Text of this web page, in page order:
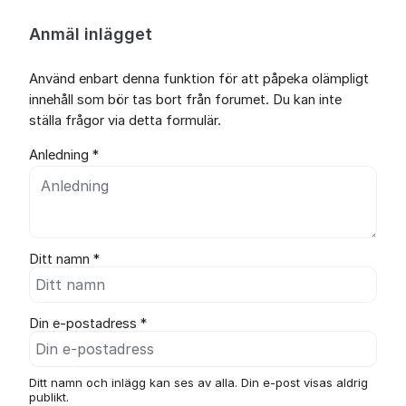
Anmäl inlägget
Använd enbart denna funktion för att påpeka olämpligt
innehåll som bör tas bort från forumet. Du kan inte
ställa frågor via detta formulär.
Anledning *
Ditt namn *
Din e-postadress *
Ditt namn och inlägg kan ses av alla. Din e-post visas aldrig
publikt.